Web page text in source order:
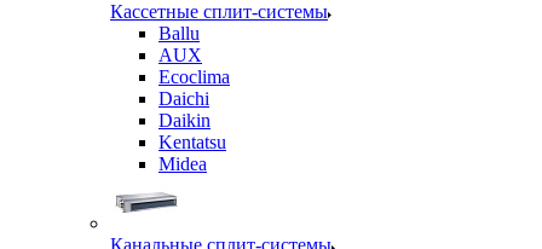
Кассетные сплит-системы
Ballu
AUX
Ecoclima
Daichi
Daikin
Kentatsu
Midea
Канальные сплит-системы